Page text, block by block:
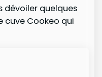
dévoiler quelques
cuve Cookeo qui